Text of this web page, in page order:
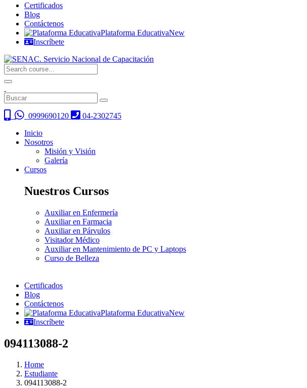
Certificados
Blog
Contáctenos
Plataforma EducativaNew
Inscríbete
0999690120
04-2302745
Inicio
Nosotros
Misión y Visión
Galería
Cursos
Nuestros Cursos
Auxiliar en Enfermería
Auxiliar en Farmacia
Auxiliar en Párvulos
Visitador Médico
Auxiliar en Mantenimiento de PC y Laptops
Curso de Belleza
Certificados
Blog
Contáctenos
Plataforma EducativaNew
Inscríbete
094113088-2
Home
Estudiante
094113088-2